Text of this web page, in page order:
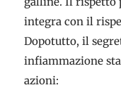
integra con il
Dopotutto, il
infiammazione
azioni: